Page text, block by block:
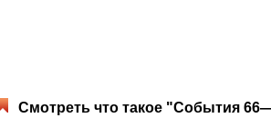
Смотреть что такое "События